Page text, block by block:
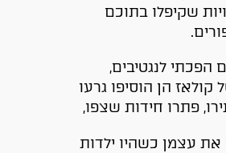
שקיפלו בתוכם
הפכתי לנגטיבים,
קולאז הן הוסיפו גרעו
פתרו חידות שצפו,
את עצמן כשהיו ילדות